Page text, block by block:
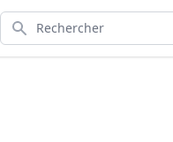
Rechercher